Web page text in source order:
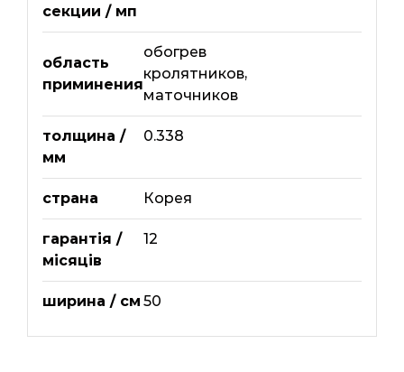
секции / мп
область
приминения
обогрев
кролятников,
маточников
толщина /
мм
0.338
страна Корея
гарантія /
місяців
12
ширина / см 50